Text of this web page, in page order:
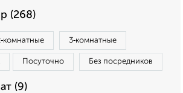
(268)
3‑комнатные
Посуточно Без посредников
(9)